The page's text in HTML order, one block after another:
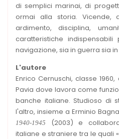
di semplici marinai, di
ormai alla storia. Vicende,
ardimento, disciplina,
caratteristiche
navigazione, sia in guerra sia
L'autore
Enrico Cernuschi, classe
Pavia dove lavora come
banche italiane. Studioso di
l'altro, insieme a Erminio
1940-1945
(2003) e
italiane e straniere tra le quali